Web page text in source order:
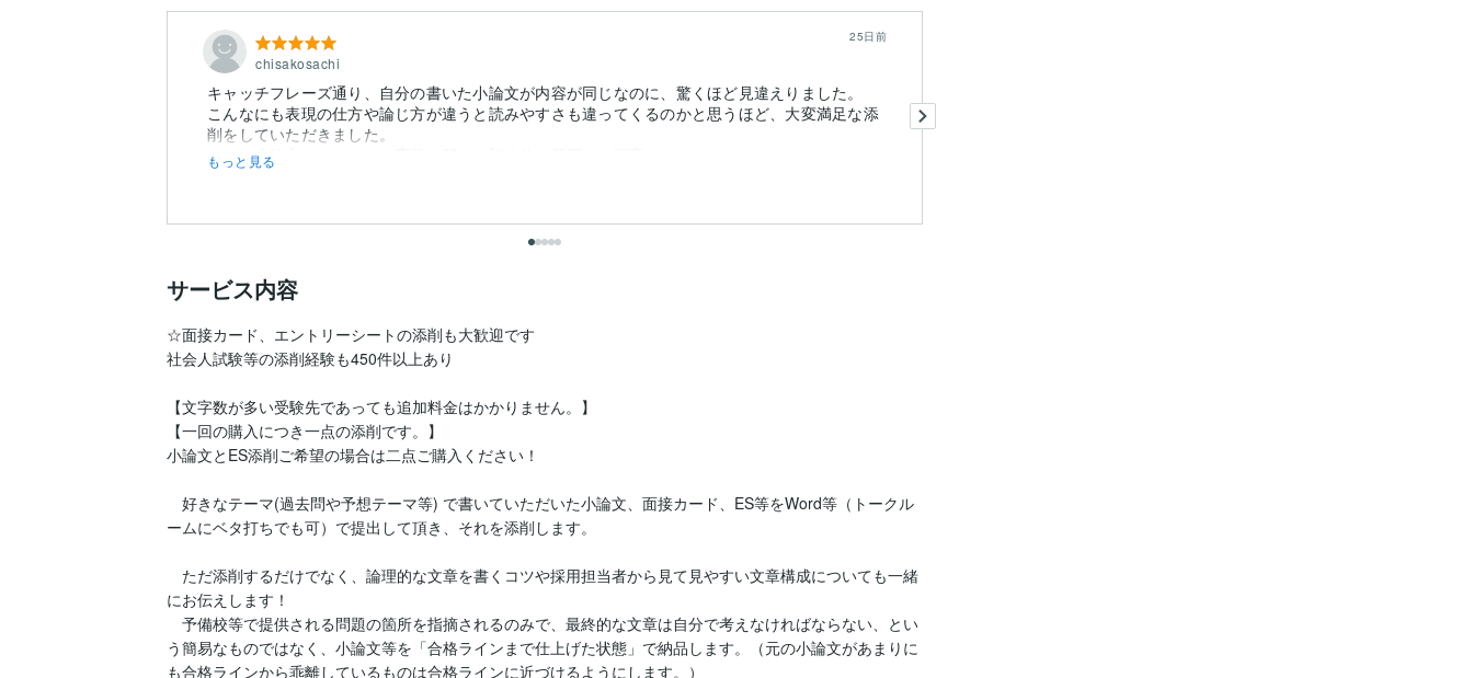
chisakosachi
25日前
キャッチフレーズ通り、自分の書いた小論文が内容が同じなのに、驚くほど見違えりました。
こんなにも表現の仕方や論じ方が違うと読みやすさも違ってくるのかと思うほど、大変満足な添
削をしていただきました。
また、小論文だけでなく、応募に関する初歩的な質問にも丁寧かつ...
もっと見る
サービス内容
☆面接カード、エントリーシートの添削も大歓迎です
社会人試験等の添削経験も450件以上あり
【文字数が多い受験先であっても追加料金はかかりません。】
【一回の購入につき一点の添削です。】
小論文とES添削ご希望の場合は二点ご購入ください！
好きなテーマ(過去問や予想テーマ等) で書いていただいた小論文、面接カード、ES等をWord等（トークル
ームにベタ打ちでも可）で提出して頂き、それを添削します。
ただ添削するだけでなく、論理的な文章を書くコツや採用担当者から見て見やすい文章構成についても一緒
にお伝えします！
予備校等で提供される問題の箇所を指摘されるのみで、最終的な文章は自分で考えなければならない、とい
う簡易なものではなく、小論文等を「合格ラインまで仕上げた状態」で納品します。（元の小論文があまりに
も合格ラインから乖離しているものは合格ラインに近づけるようにします。）